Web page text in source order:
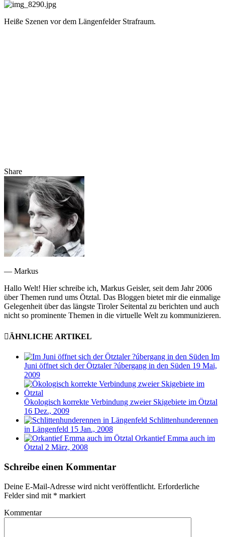
Heiße Szenen vor dem Längenfelder Strafraum.
Share
— Markus
Hallo Welt! Hier schreibe ich, Markus Geisler, seit dem Jahr 2006
über Themen rund ums Ötztal. Das Bloggen bietet mir die einmalige
Gelegenheit über das längste Tiroler Seitental zu berichten und auch
nicht so prominente Themen in die virtuelle Welt zu kommunizieren.
ÄHNLICHE ARTIKEL
Im
Juni öffnet sich der Ötztaler ?úbergang in den Süden 19 Mai,
2009
Ökologisch korrekte Verbindung zweier Skigebiete im Ötztal
16 Dez., 2009
Schlittenhunderennen
in Längenfeld 15 Jan., 2008
Orkantief Emma auch im
Ötztal 2 März, 2008
Schreibe einen Kommentar
Deine E-Mail-Adresse wird nicht veröffentlicht. Erforderliche
Felder sind mit * markiert
Kommentar